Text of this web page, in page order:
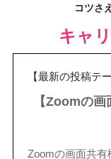
コツさ
キャ
【最新の投稿テー
【Zoomの
Zoomの画面共